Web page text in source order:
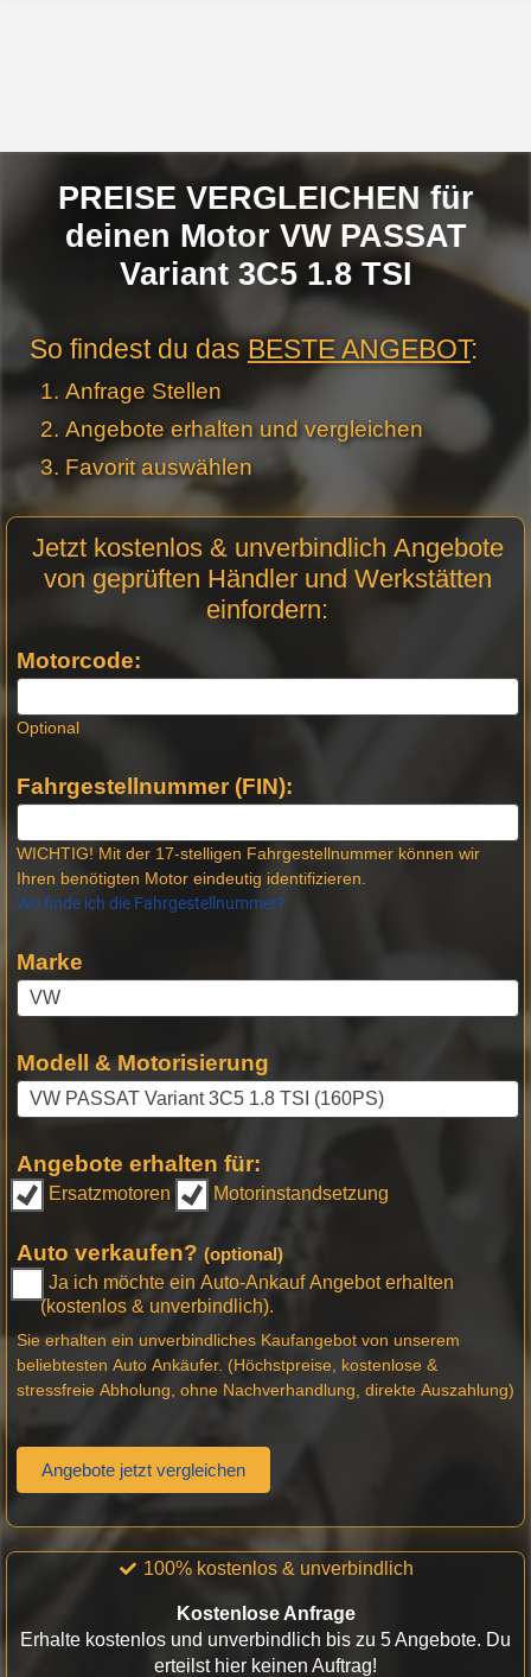
PREISE VERGLEICHEN für
deinen Motor VW PASSAT
Variant 3C5 1.8 TSI
So findest du dasBESTE ANGEBOT:
Anfrage Stellen
Angebote erhalten und vergleichen
Favorit auswählen
Anfrage
Stellen -
Jetzt kostenlos & unverbindlich Angebote
von geprüften Händler und Werkstätten
einfordern:
Motorcode:
Optional
Fahrgestellnummer (FIN):
WICHTIG! Mit der 17-stelligen Fahrgestellnummer können wir
Ihren benötigten Motor eindeutig identifizieren.
Wo finde ich die Fahrgestellnummer?
Marke
Modell & Motorisierung
Angebote erhalten für:
Ersatzmotoren Motorinstandsetzung
Auto verkaufen? (optional)
Ja ich möchte ein Auto-Ankauf Angebot erhalten
(kostenlos & unverbindlich).
Sie erhalten ein unverbindliches Kaufangebot von unserem
beliebtesten Auto Ankäufer. (Höchstpreise, kostenlose &
stressfreie Abholung, ohne Nachverhandlung, direkte Auszahlung)
Angebote jetzt vergleichen
100% kostenlos & unverbindlich
Kostenlose Anfrage
Erhalte kostenlos und unverbindlich bis zu 5 Angebote. Du
erteilst hier keinen Auftrag!